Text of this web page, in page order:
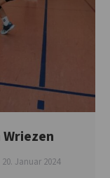
20. Januar 2024